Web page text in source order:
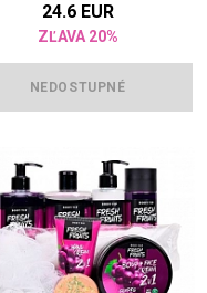
24.6 EUR
ZĽAVA 20%
NEDOSTUPNÉ